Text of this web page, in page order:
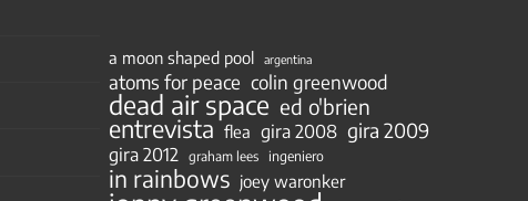
a moon shaped pool argentina
atoms for peace colin greenwood
dead air space ed o'brien
entrevista flea gira 2008 gira 2009
gira 2012 graham lees ingeniero
in rainbows joey waronker